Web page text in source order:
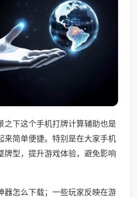
之下这个手机打牌计算辅助也是
来简单便捷。特别是在大家手机
牌型，提升游戏体验，避免影响
器怎么下载；一些玩家反映在游